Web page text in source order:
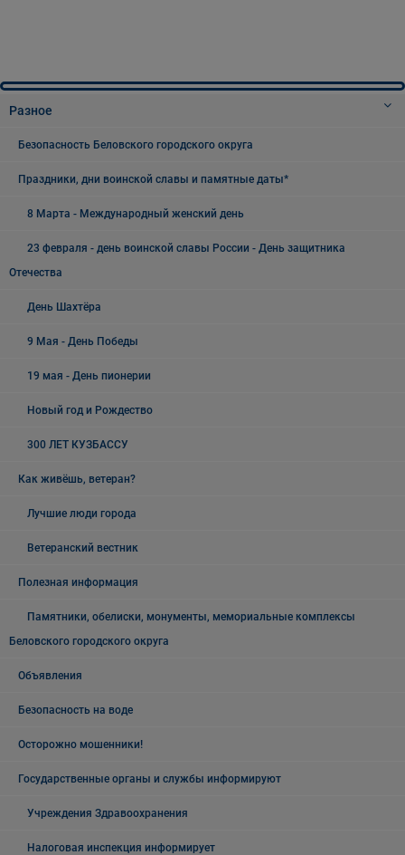
Разное
Безопасность Беловского городского округа
Праздники, дни воинской славы и памятные даты*
8 Марта - Международный женский день
23 февраля - день воинской славы России - День защитника
Отечества
День Шахтёра
9 Мая - День Победы
19 мая - День пионерии
Новый год и Рождество
300 ЛЕТ КУЗБАССУ
Как живёшь, ветеран?
Лучшие люди города
Ветеранский вестник
Полезная информация
Памятники, обелиски, монументы, мемориальные комплексы
Беловского городского округа
Объявления
Безопасность на воде
Осторожно мошенники!
Государственные органы и службы информируют
Учреждения Здравоохранения
Налоговая инспекция информирует